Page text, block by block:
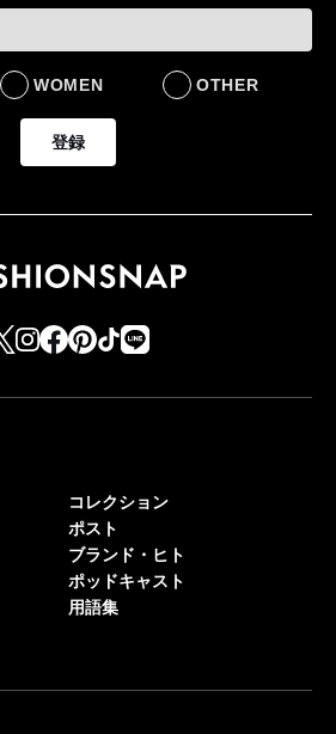
WOMEN OTHER
登録
コレクション
ポスト
ブランド・ヒト
ポッドキャスト
用語集